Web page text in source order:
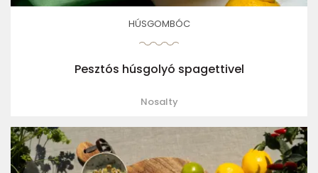
HÚSGOMBÓC
Pesztós húsgolyó spagettivel
Nosalty